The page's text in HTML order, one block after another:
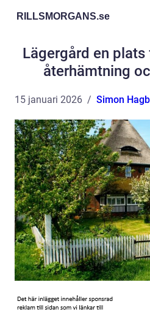
RILLSMORGANS.se
Lägergård en
återhämtning
15 januari 2026 Simon